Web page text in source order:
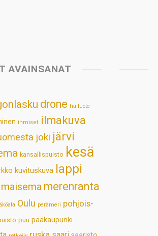
AVAINSANAT
drone hailuoto
ihmiset ilmakuva
joki järvi
kansallispuisto kesä
kuvituskuva lappi
maisema merenranta
Oulu perämeri pohjois-
puu pääkaupunki